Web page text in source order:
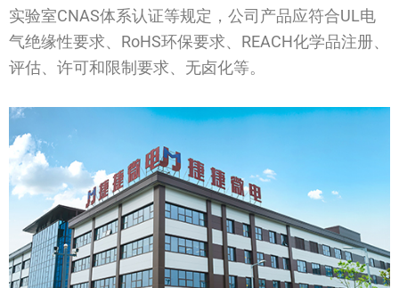
实验室CNAS体系认证等规定，公司产品应符合UL电
气绝缘性要求、RoHS环保要求、REACH化学品注册、
评估、许可和限制要求、无卤化等。